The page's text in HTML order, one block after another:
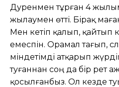
Дәуренмен тұрған 4
жылаумен өтті. Бірақ
Мен кетіп қалып, қайтып
емеспін. Орамал тағып,
міндетімді атқарып
туғаннан соң да бір рет
қосылғанбыз. Ол кезде